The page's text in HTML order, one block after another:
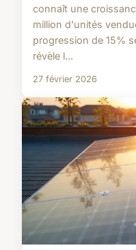
connaît une
million d'unités
progression de 15%
révèle l...
27 février 2026